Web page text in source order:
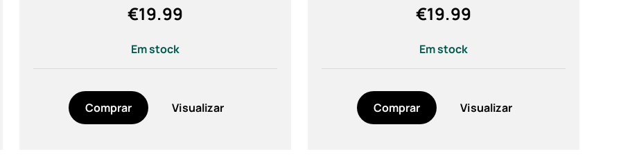
€19.99
Em stock
Comprar Visualizar
€19.99
Em stock
Comprar Visualizar